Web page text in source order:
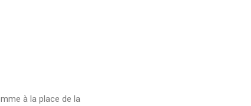
à la place de la